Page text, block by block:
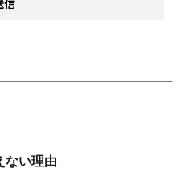
ない理由